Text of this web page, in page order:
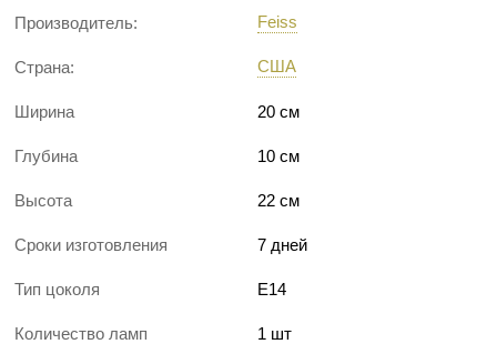
Производитель: Feiss
Страна: США
Ширина 20 см
Глубина 10 см
Высота 22 см
Сроки изготовления 7 дней
Тип цоколя E14
Количество ламп 1 шт